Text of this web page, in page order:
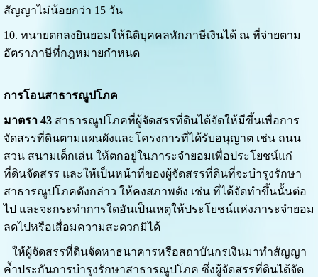
สัญญาไม่น้อยกว่า 15 วัน
10. ทนายตกลงยินยอมให้นิติบุคคลหักภาษีเงินได้ ณ ที่จ่ายตาม
อัตราภาษีที่กฎหมายกำหนด
การโอนสาธารณูปโภค
มาตรา 43สาธารณูปโภคที่ผู้จัดสรรที่ดินได้จัดให้มีขึ้นเพื่อการ
จัดสรรที่ดินตามแผนผังและโครงการที่ได้รับอนุญาต เช่น ถนน
สวน สนามเด็กเล่น ให้ตกอยู่ในภาระจำยอมเพื่อประโยชน์แก่
ที่ดินจัดสรร และให้เป็นหน้าที่ของผู้จัดสรรที่ดินที่จะบำรุงรักษา
สาธารณูปโภคดังกล่าว ให้คงสภาพดัง เช่น ที่ได้จัดทำขึ้นนั้นต่อ
ไป และจะกระทำการใดอันเป็นเหตุให้ประโยชน์แห่งภาระจำยอม
ลดไปหรือเสื่อมความสะดวกมิได้
ให้ผู้จัดสรรที่ดินจัดหาธนาคารหรือสถาบันกรเงินมาทำสัญญา
ค้ำประกันการบำรุงรักษาสาธารณูปโภค ซึ่งผู้จัดสรรที่ดินได้จัด